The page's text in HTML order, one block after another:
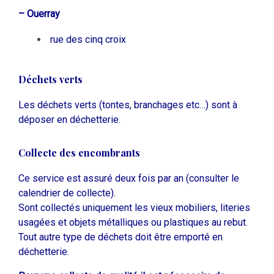
– Ouerray
rue des cinq croix
Déchets verts
Les déchets verts (tontes, branchages etc…) sont à
déposer en déchetterie.
Collecte des encombrants
Ce service est assuré deux fois par an (consulter le
calendrier de collecte).
Sont collectés uniquement les vieux mobiliers, literies
usagées et objets métalliques ou plastiques au rebut.
Tout autre type de déchets doit être emporté en
déchetterie.